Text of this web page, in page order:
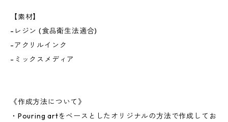
【素材】
-レジン (食品衛生法適合)
-アクリルインク
-ミックスメディア
《作成方法について》
・Pouring artをベースとしたオリジナルの方法で作成してお